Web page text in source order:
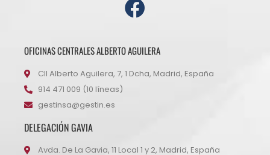
OFICINAS CENTRALES ALBERTO AGUILERA
Cll Alberto Aguilera, 7, 1 Dcha, Madrid, España
914 471 009 (10 líneas)
gestinsa@gestin.es
DELEGACIÓN GAVIA
Avda. De La Gavia, 11 Local 1 y 2, Madrid, España